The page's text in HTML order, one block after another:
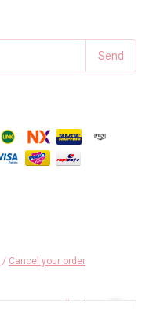
/ Cancel your order